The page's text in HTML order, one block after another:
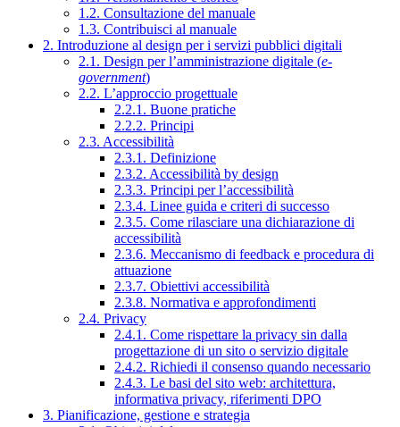
1.2. Consultazione del manuale
1.3. Contribuisci al manuale
2. Introduzione al design per i servizi pubblici digitali
2.1. Design per l’amministrazione digitale (e-
government)
2.2. L’approccio progettuale
2.2.1. Buone pratiche
2.2.2. Principi
2.3. Accessibilità
2.3.1. Definizione
2.3.2. Accessibilità by design
2.3.3. Principi per l’accessibilità
2.3.4. Linee guida e criteri di successo
2.3.5. Come rilasciare una dichiarazione di
accessibilità
2.3.6. Meccanismo di feedback e procedura di
attuazione
2.3.7. Obiettivi accessibilità
2.3.8. Normativa e approfondimenti
2.4. Privacy
2.4.1. Come rispettare la privacy sin dalla
progettazione di un sito o servizio digitale
2.4.2. Richiedi il consenso quando necessario
2.4.3. Le basi del sito web: architettura,
informativa privacy, riferimenti DPO
3. Pianificazione, gestione e strategia